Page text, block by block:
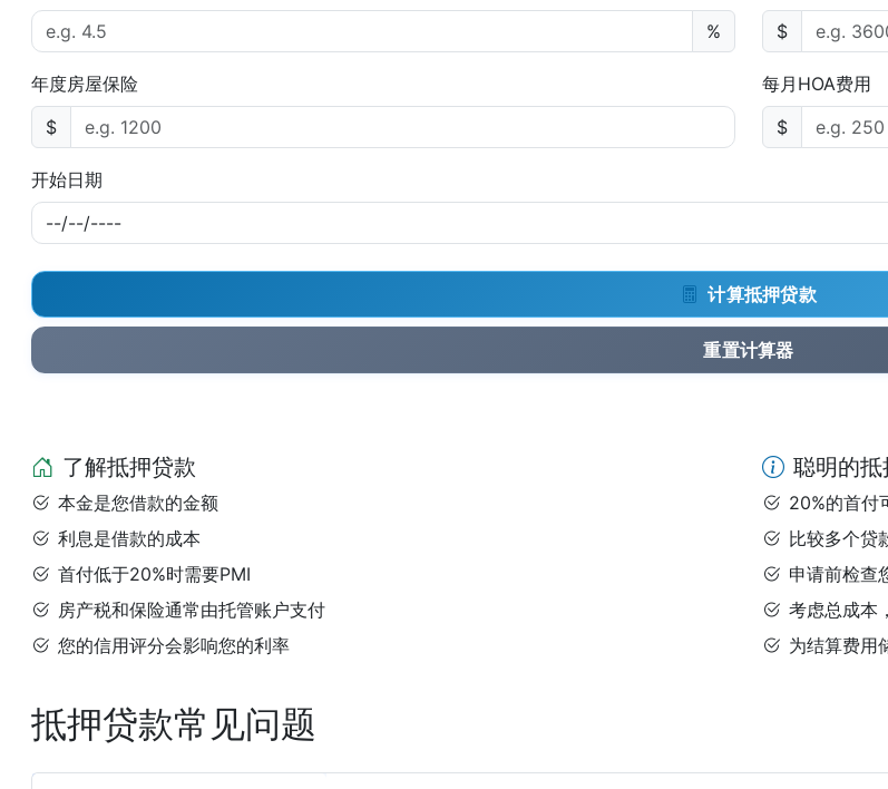
%
$
年度房屋保险
$
每月HOA费用
$
开始日期
计算抵押贷款
重置计算器
了解抵押贷款
本金是您借款的金额
利息是借款的成本
首付低于20%时需要PMI
房产税和保险通常由托管账户支付
您的信用评分会影响您的利率
聪明的
20%的首付
比较多个贷
申请前检查
考虑总成本
为结算费用
抵押贷款常见问题